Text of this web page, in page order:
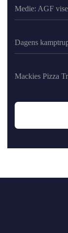
Medie: AGF
Dagens
Mackies Pizza